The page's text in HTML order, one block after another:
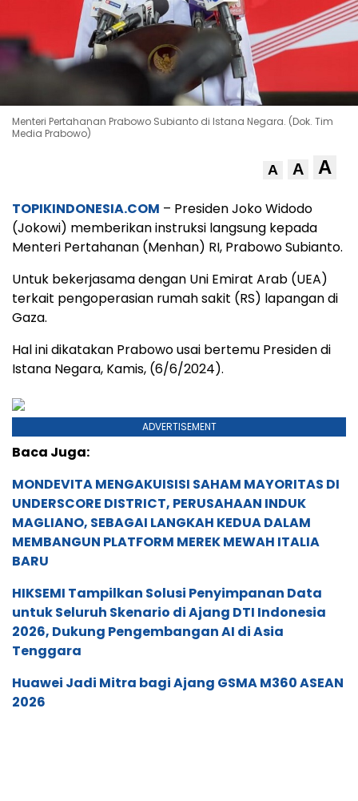
Menteri Pertahanan Prabowo Subianto di Istana Negara. (Dok. Tim
Media Prabowo)
A A A
TOPIKINDONESIA.COM – Presiden Joko Widodo
(Jokowi) memberikan instruksi langsung kepada
Menteri Pertahanan (Menhan) RI, Prabowo Subianto.
Untuk bekerjasama dengan Uni Emirat Arab (UEA)
terkait pengoperasian rumah sakit (RS) lapangan di
Gaza.
Hal ini dikatakan Prabowo usai bertemu Presiden di
Istana Negara, Kamis, (6/6/2024).
ADVERTISEMENT
Baca Juga:
MONDEVITA MENGAKUISISI SAHAM MAYORITAS DI
UNDERSCORE DISTRICT, PERUSAHAAN INDUK
MAGLIANO, SEBAGAI LANGKAH KEDUA DALAM
MEMBANGUN PLATFORM MEREK MEWAH ITALIA
BARU
HIKSEMI Tampilkan Solusi Penyimpanan Data
untuk Seluruh Skenario di Ajang DTI Indonesia
2026, Dukung Pengembangan AI di Asia
Tenggara
Huawei Jadi Mitra bagi Ajang GSMA M360 ASEAN
2026